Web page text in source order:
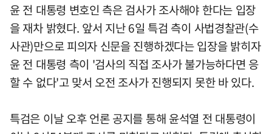
윤 전 대통령 변호인 측은 검사가 조사해야 한다는 입장
을 재차 밝혔다. 앞서 지난 6일 특검 측이 사법경찰관(수
사관)만으로 피의자 신문을 진행하겠다는 입장을 밝히자
윤 전 대통령 측이 '검사의 직접 조사가 불가능하다면 응
할 수 없다'고 맞서 오전 조사가 진행되지 못한 바 있다.
특검은 이날 오후 언론 공지를 통해 윤석열 전 대통령이